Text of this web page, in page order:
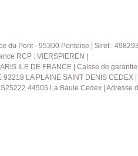
du Pont - 95300 Pontoise | Siret :
RCP : VIERSPIEREN |
ILE DE FRANCE | Caisse de
LA PLAINE SAINT DENIS CEDEX
44505 La Baule Cedex | Adresse